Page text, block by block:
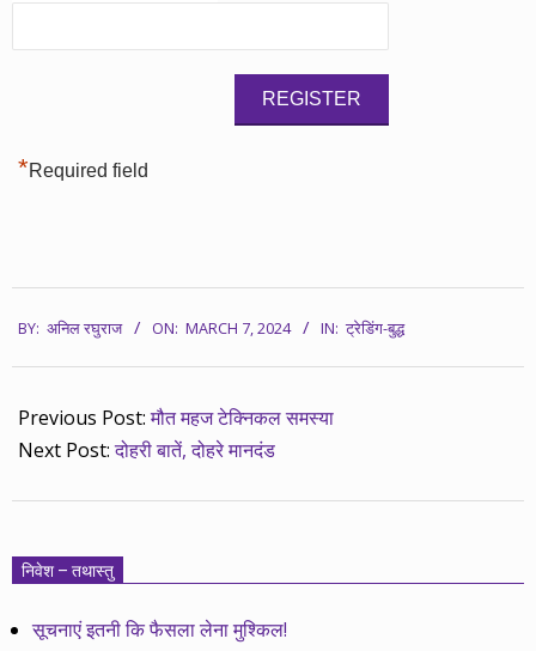
*Required field
03-
07
BY: अनिल रघुराज ON: MARCH 7, 2024 IN: ट्रेडिंग-बुद्ध
Previous Post:मौत महज टेक्निकल समस्या
Next Post:दोहरी बातें, दोहरे मानदंड
निवेश – तथास्तु
सूचनाएं इतनी कि फैसला लेना मुश्किल!